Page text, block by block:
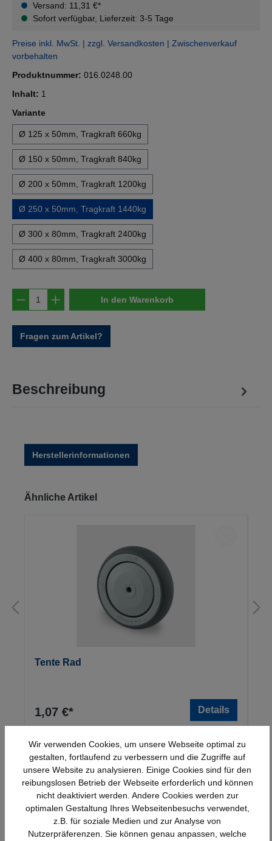
Versand: 11,31 €*
Sofort verfügbar, Lieferzeit: 3-5 Tage
Preise inkl. MwSt. | zzgl. Versandkosten | Zwischenverkauf
vorbehalten
Produktnummer: 016.0248.00
Inhalt: 1
Varianteauswählen
Ø 125 x 50mm, Tragkraft 660kg
Ø 150 x 50mm, Tragkraft 840kg
Ø 200 x 50mm, Tragkraft 1200kg
Ø 250 x 50mm, Tragkraft 1440kg
Ø 300 x 80mm, Tragkraft 2400kg
Ø 400 x 80mm, Tragkraft 3000kg
Produkt Anzahl: Gib den gewünschten
In den Warenkorb
Fragen zum Artikel?
Beschreibung
Herstellerinformationen
Produktgalerie überspringen
Ähnliche Artikel
Tente Rad
1,07 €* Details
Schnelle Lieferung
Bundesweit
Topmarken
Faire Preise
Wir verwenden Cookies, um unsere Webseite optimal zu
gestalten, fortlaufend zu verbessern und die Zugriffe auf
unsere Website zu analysieren. Einige Cookies sind für den
reibungslosen Betrieb der Webseite erforderlich und können
nicht deaktiviert werden. Andere Cookies werden zur
optimalen Gestaltung Ihres Webseitenbesuchs verwendet,
z.B. für soziale Medien und zur Analyse von
Nutzerpräferenzen. Sie können genau anpassen, welche